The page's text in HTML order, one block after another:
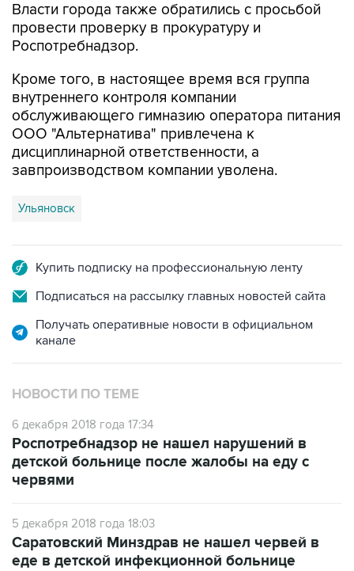
Власти города также обратились с просьбой
провести проверку в прокуратуру и
Роспотребнадзор.
Кроме того, в настоящее время вся группа
внутреннего контроля компании
обслуживающего гимназию оператора питания
ООО "Альтернатива" привлечена к
дисциплинарной ответственности, а
завпроизводством компании уволена.
Ульяновск
Купить подписку на профессиональную ленту
Подписаться на рассылку главных новостей сайта
Получать оперативные новости в официальном
канале
НОВОСТИ ПО ТЕМЕ
6 декабря 2018 года 17:34
Роспотребнадзор не нашел нарушений в
детской больнице после жалобы на еду с
червями
5 декабря 2018 года 18:03
Саратовский Минздрав не нашел червей в
еде в детской инфекционной больнице